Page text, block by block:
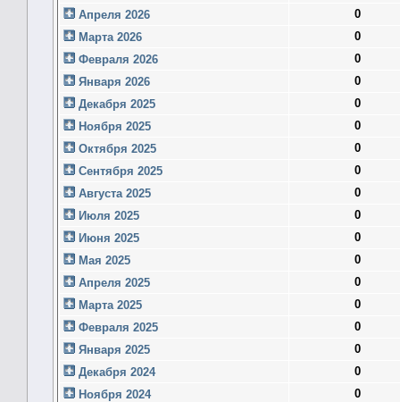
Апреля 2026
0
Марта 2026
0
Февраля 2026
0
Января 2026
0
Декабря 2025
0
Ноября 2025
0
Октября 2025
0
Сентября 2025
0
Августа 2025
0
Июля 2025
0
Июня 2025
0
Мая 2025
0
Апреля 2025
0
Марта 2025
0
Февраля 2025
0
Января 2025
0
Декабря 2024
0
Ноября 2024
0